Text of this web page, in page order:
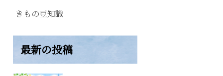
きもの豆知識
最新の投稿